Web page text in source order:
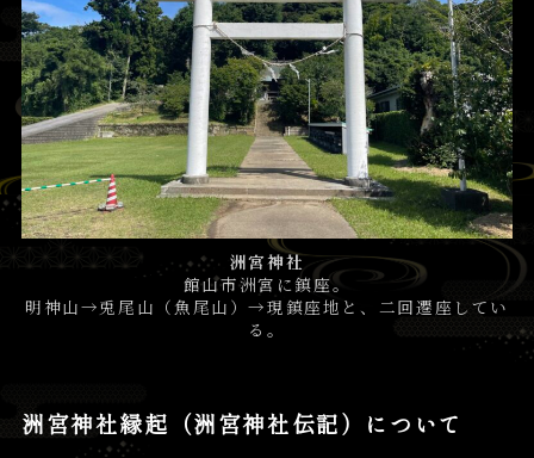
洲宮神社
館山市洲宮に鎮座。
明神山→兎尾山（魚尾山）→現鎮座地と、二回遷座してい
る。
洲宮神社縁起（洲宮神社伝記）について